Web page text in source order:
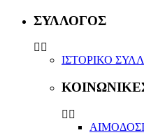
ΣΥΛΛΟΓΟΣ
ΙΣΤΟΡΙΚΟ